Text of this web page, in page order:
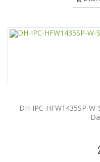
DH-IPC-HFW1435SP-